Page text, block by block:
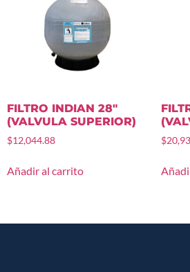
FILTRO INDIAN 28″
(VALVULA SUPERIOR)
$12,044.88
Añadir al carrito
$